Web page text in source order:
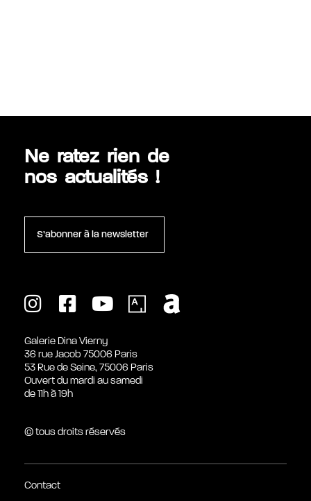
Ne ratez rien de
nos actualités !
S’abonner à la newsletter
Galerie Dina Vierny
36 rue Jacob 75006 Paris
53 Rue de Seine, 75006 Paris
Ouvert du mardi au samedi
de 11h à 19h
© tous droits réservés
Contact